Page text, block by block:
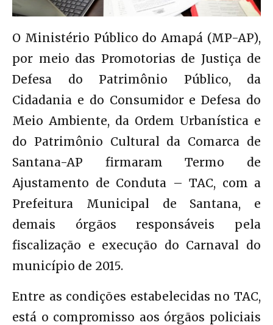
O Ministério Público do Amapá (MP-AP),
por meio das Promotorias de Justiça de
Defesa do Patrimônio Público, da
Cidadania e do Consumidor e Defesa do
Meio Ambiente, da Ordem Urbanística e
do Patrimônio Cultural da Comarca de
Santana-AP firmaram Termo de
Ajustamento de Conduta – TAC, com a
Prefeitura Municipal de Santana, e
demais órgãos responsáveis pela
fiscalização e execução do Carnaval do
município de 2015.
Entre as condições estabelecidas no TAC,
está o compromisso aos órgãos policiais